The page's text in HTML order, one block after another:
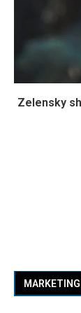
Zelensky
MARKETING